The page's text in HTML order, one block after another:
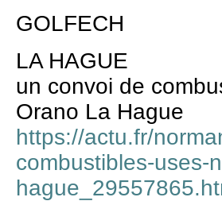
GOLFECH
LA HAGUE
un convoi de
Orano La Hague
https://actu.fr/
combustibles-uses-